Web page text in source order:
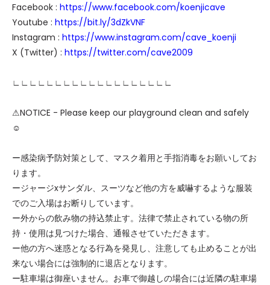
Facebook : https://www.facebook.com/koenjicave
Youtube : https://bit.ly/3dZkVNF
Instagram : https://www.instagram.com/cave_koenji
X (Twitter) : https://twitter.com/cave2009
∟∟∟∟∟∟∟∟∟∟∟∟∟∟∟∟∟∟∟
⚠NOTICE - Please keep our playground clean and safely
☺︎
ー感染病予防対策として、マスク着用と手指消毒をお願いしてお
ります。
ージャージxサンダル、スーツなど他の方を威嚇するような服装
でのご入場はお断りしています。
ー外からの飲み物の持込禁止す。法律で禁止されている物の所
持・使用は見つけた場合、通報させていただきます。
ー他の方へ迷惑となる行為を発見し、注意しても止めることが出
来ない場合には強制的に退店となります。
ー駐車場は御座いません。お車で御越しの場合には近隣の駐車場